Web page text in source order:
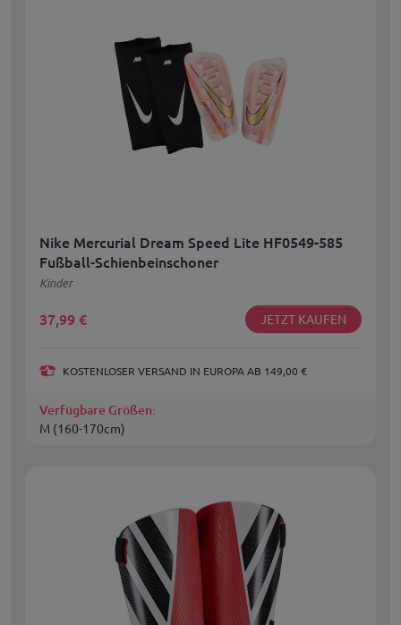
Nike Mercurial Dream Speed Lite HF0549-585
Fußball-Schienbeinschoner
Kinder
37,99 € JETZT KAUFEN
KOSTENLOSER VERSAND IN EUROPA AB 149,00 €
Verfügbare Größen:
M (160-170cm)